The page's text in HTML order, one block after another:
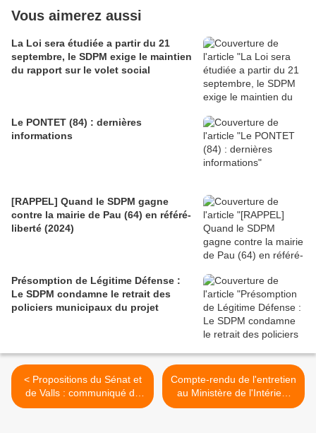
Vous aimerez aussi
La Loi sera étudiée a partir du 21
septembre, le SDPM exige le maintien
du rapport sur le volet social
Le PONTET (84) : dernières
informations
[RAPPEL] Quand le SDPM gagne
contre la mairie de Pau (64) en référé-
liberté (2024)
Présomption de Légitime Défense :
Le SDPM condamne le retrait des
policiers municipaux du projet
< Propositions du Sénat et
de Valls : communiqué du
SDPM
Compte-rendu de l'entretien
au Ministère de l'Intérieur
du 29 Janvier 2013 >